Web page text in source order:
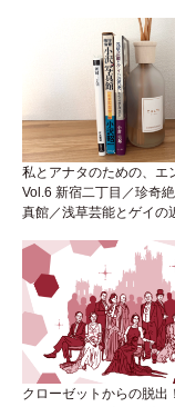
私とアナタのための、エ
Vol.6 新宿二丁目／珍奇
真館／浅草芸能とゲイの
クローゼットからの脱出